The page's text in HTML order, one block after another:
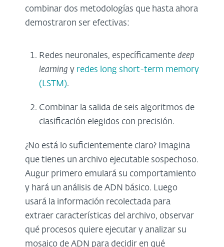
combinar dos metodologías que hasta ahora
demostraron ser efectivas:
Redes neuronales, específicamente deep
learning y redes long short-term memory
(LSTM).
Combinar la salida de seis algoritmos de
clasificación elegidos con precisión.
¿No está lo suficientemente claro? Imagina
que tienes un archivo ejecutable sospechoso.
Augur primero emulará su comportamiento
y hará un análisis de ADN básico. Luego
usará la información recolectada para
extraer características del archivo, observar
qué procesos quiere ejecutar y analizar su
mosaico de ADN para decidir en qué